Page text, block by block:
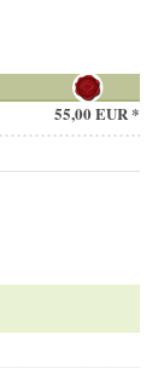
55,00 EUR *